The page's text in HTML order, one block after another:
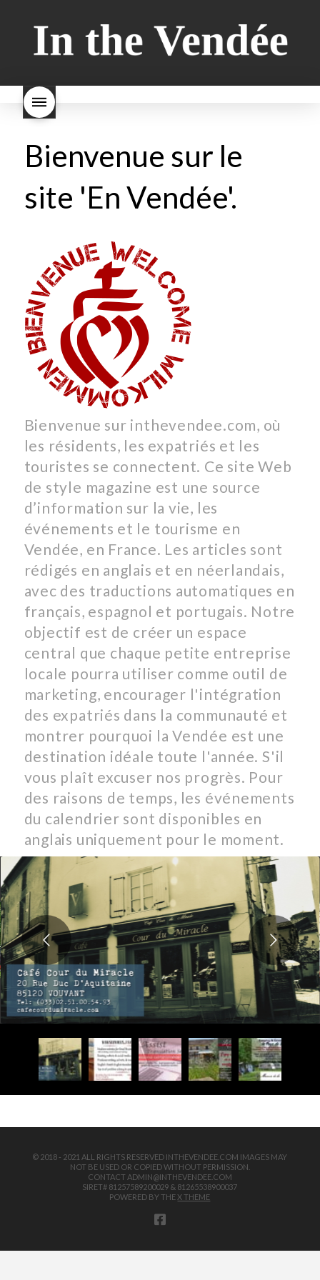
Bienvenue sur le
site 'En Vendée'.
Bienvenue sur inthevendee.com, où
les résidents, les expatriés et les
touristes se connectent. Ce site Web
de style magazine est une source
d’information sur la vie, les
événements et le tourisme en
Vendée, en France. Les articles sont
rédigés en anglais et en néerlandais,
avec des traductions automatiques en
français, espagnol et portugais. Notre
objectif est de créer un espace
central que chaque petite entreprise
locale pourra utiliser comme outil de
marketing, encourager l'intégration
des expatriés dans la communauté et
montrer pourquoi la Vendée est une
destination idéale toute l'année. S'il
vous plaît excuser nos progrès. Pour
des raisons de temps, les événements
du calendrier sont disponibles en
anglais uniquement pour le moment.
© 2018 - 2021 ALL RIGHTS RESERVED INTHEVENDEE.COM IMAGES MAY
NOT BE USED OR COPIED WITHOUT PERMISSION.
CONTACT ADMIN@INTHEVENDEE.COM
SIRET# 81257589200029 & 81265538900037
POWERED BY THEX THEME